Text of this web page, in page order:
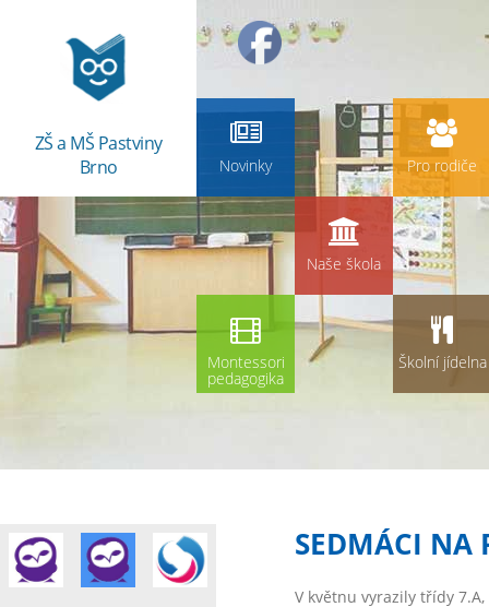
ZŠ a MŠ Pastviny
Brno
Novinky Pro rodiče
Naše škola
Montessori
pedagogika
Školní jídelna
SEDMÁCI NA
V květnu vyrazily třídy